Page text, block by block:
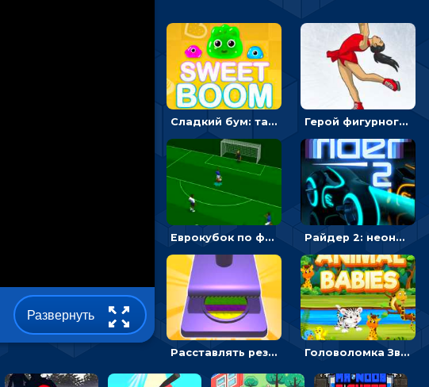
Сладкий бум: тапнуть, чтобы взорвать желейки - головоломка Герой фигурного катания - спортивные соревнования онлайн
Еврокубок по футболу 2021 в 3D: пасуй мяч и бей по воротам соперника Райдер 2: неоновые гонки на мотоциклах
Расставлять резиновые кубики, чтобы делать поп-ит - гиперказуальные Головоломка Звери-малыши: открывай карточки по очереди, чтобы найти одинаковые
Развернуть